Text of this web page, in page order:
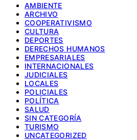
AMBIENTE
ARCHIVO
COOPERATIVISMO
CULTURA
DEPORTES
DERECHOS HUMANOS
EMPRESARIALES
INTERNACIONALES
JUDICIALES
LOCALES
POLICIALES
POLÍTICA
SALUD
SIN CATEGORÍA
TURISMO
UNCATEGORIZED